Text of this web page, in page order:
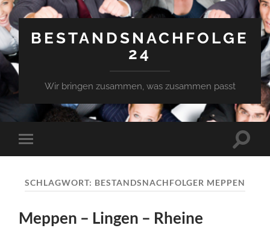
BESTANDSNACHFOLGE
24
Wir bringen zusammen, was zusammen passt
Mobile-
Menü
SCHLAGWORT: BESTANDSNACHFOLGER MEPPEN
Meppen – Lingen – Rheine